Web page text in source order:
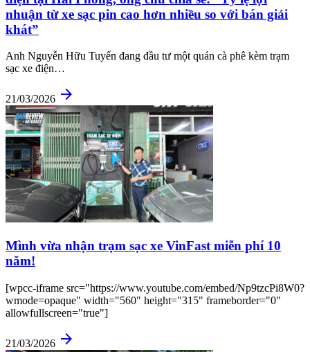
nhuận từ xe sạc pin cao hơn nhiều so với bán giải
khát”
Anh Nguyễn Hữu Tuyến đang đầu tư một quán cà phê kèm trạm
sạc xe điện…
21/03/2026 arrow_forward
Mình vừa nhận trạm sạc xe VinFast miễn phí 10
năm!
[wpcc-iframe src="https://www.youtube.com/embed/Np9tzcPi8W0?
wmode=opaque" width="560" height="315" frameborder="0"
allowfullscreen="true"]
21/03/2026 arrow_forward